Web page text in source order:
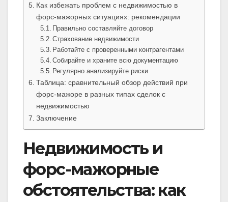
Как избежать проблем с недвижимостью в
форс-мажорных ситуациях: рекомендации
Правильно составляйте договор
Страхование недвижимости
Работайте с проверенными контрагентами
Собирайте и храните всю документацию
Регулярно анализируйте риски
Таблица: сравнительный обзор действий при
форс-мажоре в разных типах сделок с
недвижимостью
Заключение
Недвижимость и
форс-мажорные
обстоятельства: как